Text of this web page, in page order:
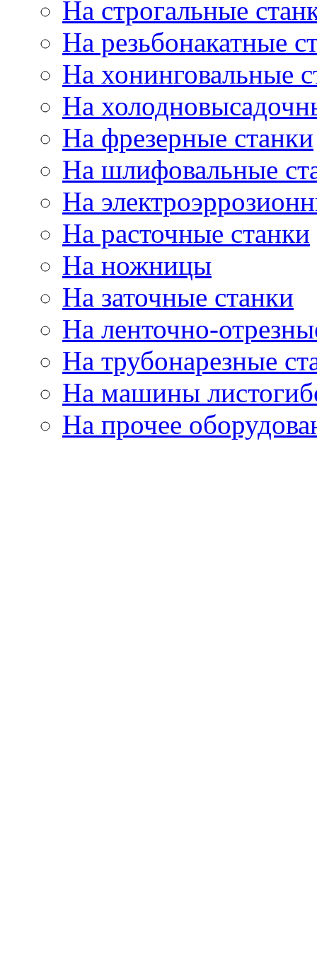
На строгальные
На резьбонакатные
На хонинговальные
На
На фрезерные станки
На шлифовальные
На
На расточные станки
На ножницы
На заточные станки
На ленточно-
На трубонарезные
На машины
На прочее